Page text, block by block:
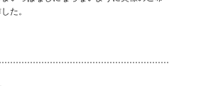
た。